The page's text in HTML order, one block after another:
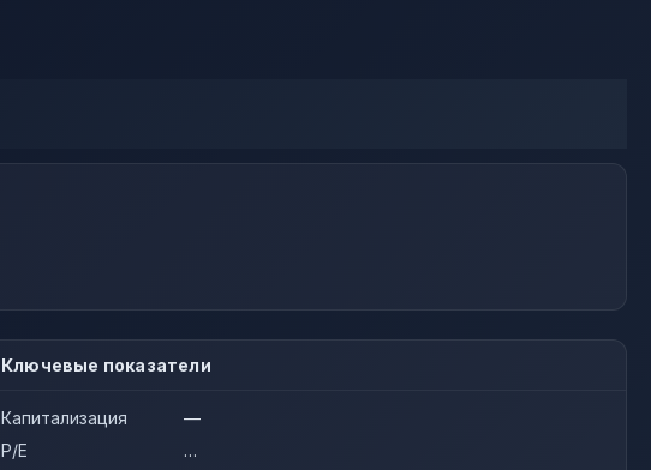
Ключевые показатели
Капитализация
—
P/E
…